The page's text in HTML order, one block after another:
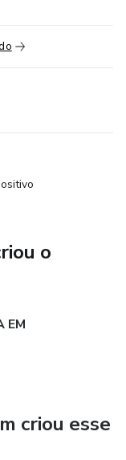
de
de vendas de
e geração de
o
EM
criou esse